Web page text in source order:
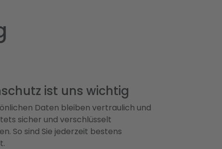
ist uns wichtig
Daten bleiben vertraulich und
sicher und verschlüsselt
So sind Sie jederzeit bestens